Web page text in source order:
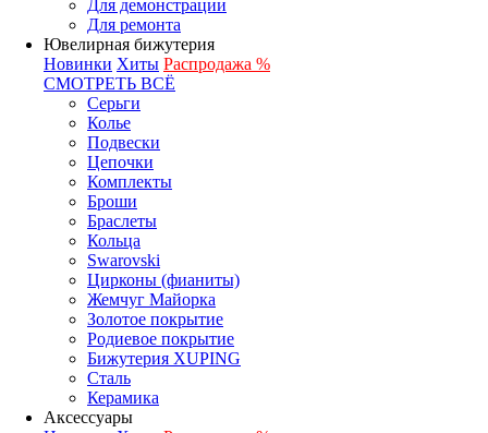
Для демонстрации
Для ремонта
Ювелирная бижутерия
Новинки Хиты Распродажа %
СМОТРЕТЬ ВСЁ
Серьги
Колье
Подвески
Цепочки
Комплекты
Броши
Браслеты
Кольца
Swarovski
Цирконы (фианиты)
Жемчуг Майорка
Золотое покрытие
Родиевое покрытие
Бижутерия XUPING
Сталь
Керамика
Аксессуары